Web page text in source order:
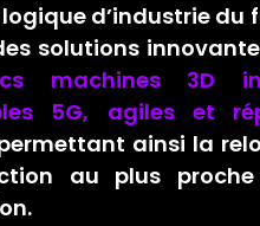
d’industrie du
solutions
machines 3D
5G, agiles et
ainsi la
au plus